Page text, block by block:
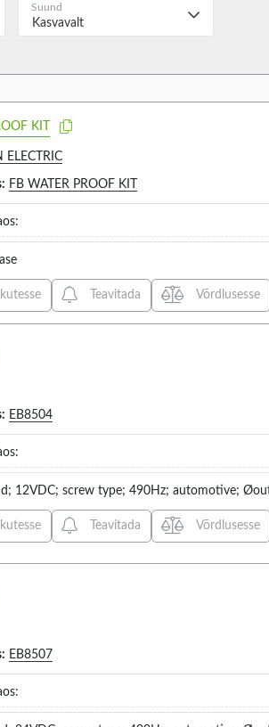
MEMBRANE SIREN (7)
VALIGE KÕIK
3
VALIGE KÕIK
ON PANEL (2)
Leads 8
Kasvavalt
Suund
KIT
ELECTRIC
FB WATER PROOF KIT
Teavitada Võrdlusesse
EB8504
12VDC; screw type; 490Hz; automotive;
Teavitada Võrdlusesse
EB8507